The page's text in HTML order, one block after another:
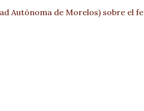
Autónoma de Morelos) sobre el